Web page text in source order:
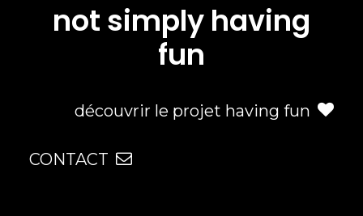
not simply having
fun
découvrir le projet having fun
CONTACT